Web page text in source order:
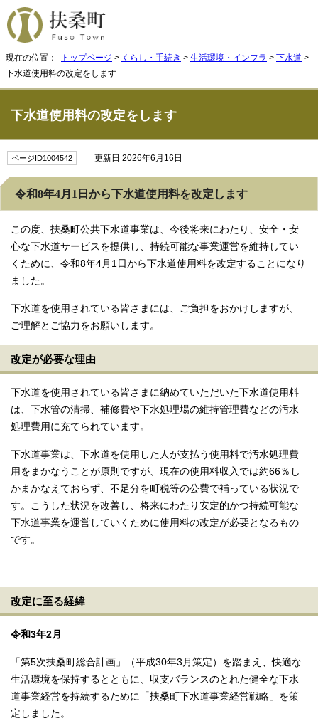
現在の位置： トップページ > くらし・手続き > 生活環境・インフラ > 下水道 >
下水道使用料の改定をします
下水道使用料の改定をします
ページID1004542 更新日 2026年6月16日
令和8年4月1日から下水道使用料を改定します
この度、扶桑町公共下水道事業は、今後将来にわたり、安全・安
心な下水道サービスを提供し、持続可能な事業運営を維持してい
くために、令和8年4月1日から下水道使用料を改定することになり
ました。
下水道を使用されている皆さまには、ご負担をおかけしますが、
ご理解とご協力をお願いします。
改定が必要な理由
下水道を使用されている皆さまに納めていただいた下水道使用料
は、下水管の清掃、補修費や下水処理場の維持管理費などの汚水
処理費用に充てられています。
下水道事業は、下水道を使用した人が支払う使用料で汚水処理費
用をまかなうことが原則ですが、現在の使用料収入では約66％し
かまかなえておらず、不足分を町税等の公費で補っている状況で
す。こうした状況を改善し、将来にわたり安定的かつ持続可能な
下水道事業を運営していくために使用料の改定が必要となるもの
です。
改定に至る経緯
令和3年2月
「第5次扶桑町総合計画」（平成30年3月策定）を踏まえ、快適な
生活環境を保持するとともに、収支バランスのとれた健全な下水
道事業経営を持続するために「扶桑町下水道事業経営戦略」を策
定しました。